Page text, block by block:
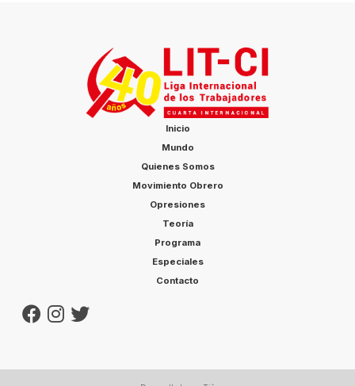
Inicio
Mundo
Quienes Somos
Movimiento Obrero
Opresiones
Teoría
Programa
Especiales
Contacto